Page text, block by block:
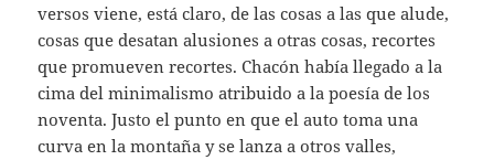
versos viene, está claro, de las cosas a las que alude,
cosas que desatan alusiones a otras cosas, recortes
que promueven recortes. Chacón había llegado a la
cima del minimalismo atribuido a la poesía de los
noventa. Justo el punto en que el auto toma una
curva en la montaña y se lanza a otros valles,